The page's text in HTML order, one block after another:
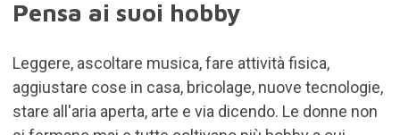
Pensa ai suoi hobby
Leggere, ascoltare musica, fare attività fisica,
aggiustare cose in casa, bricolage, nuove tecnologie,
stare all'aria aperta, arte e via dicendo. Le donne non